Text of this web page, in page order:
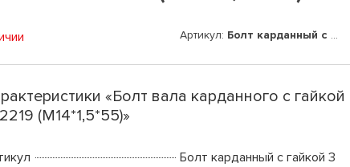
Артикул: Болт карданный с гайкой 3
«Болт вала карданного с гайкой
(М14*1,5*55)»
Болт карданный с гайкой 3